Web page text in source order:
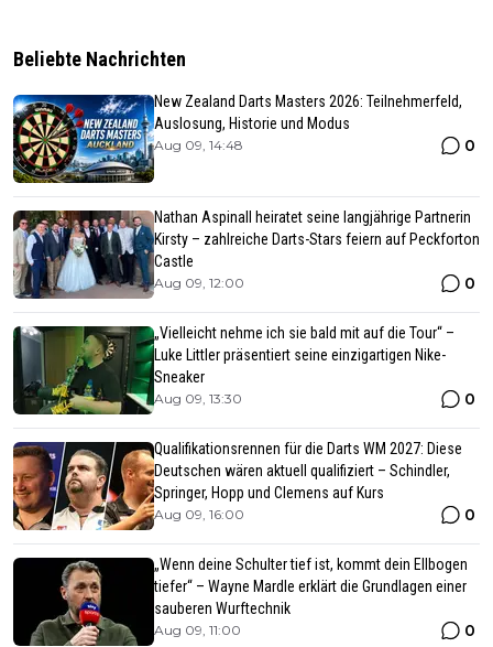
Beliebte Nachrichten
New Zealand Darts Masters 2026: Teilnehmerfeld,
Auslosung, Historie und Modus
Aug 09, 14:48 0
Nathan Aspinall heiratet seine langjährige Partnerin
Kirsty – zahlreiche Darts-Stars feiern auf Peckforton
Castle
Aug 09, 12:00 0
„Vielleicht nehme ich sie bald mit auf die Tour“ –
Luke Littler präsentiert seine einzigartigen Nike-
Sneaker
Aug 09, 13:30 0
Qualifikationsrennen für die Darts WM 2027: Diese
Deutschen wären aktuell qualifiziert – Schindler,
Springer, Hopp und Clemens auf Kurs
Aug 09, 16:00 0
„Wenn deine Schulter tief ist, kommt dein Ellbogen
tiefer“ – Wayne Mardle erklärt die Grundlagen einer
sauberen Wurftechnik
Aug 09, 11:00 0